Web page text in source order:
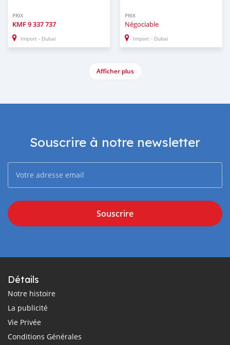
PRIX
KMF9 337 737
Import - Dubai
PRIX
Négociable
Import - Dubai
Afficher plus
Souscrire à notre newsletter
Souscrire
Détails
Notre histoire
La publicité
Vie Privée
Conditions Générales